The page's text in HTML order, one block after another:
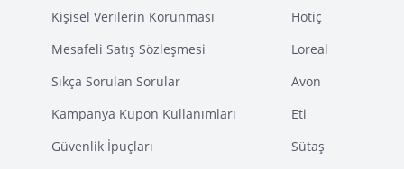
Kişisel Verilerin Korunması
Mesafeli Satış Sözleşmesi
Sıkça Sorulan Sorular
Kampanya Kupon Kullanımları
Güvenlik İpuçları
Hotiç
Loreal
Avon
Eti
Sütaş